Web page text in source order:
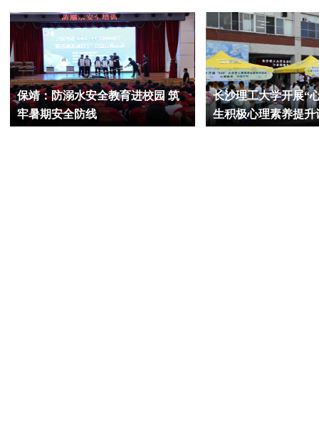
保靖：防溺水安全教育进校园 筑
牢暑期安全防线
长沙理工大学开展“
生积极心理素养提升